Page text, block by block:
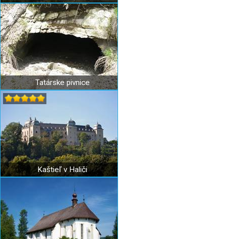
Tatárske pivnice
Kaštieľ v Haliči